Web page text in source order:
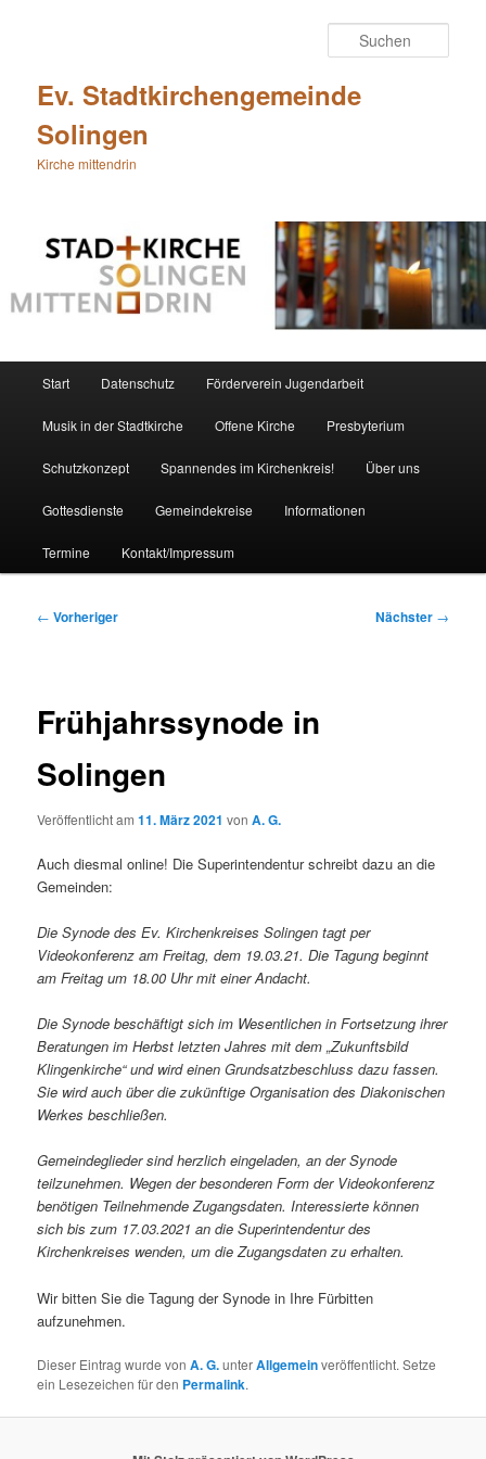
Ev. Stadtkirchengemeinde
Solingen
Kirche mittendrin
Start Datenschutz Förderverein Jugendarbeit
Musik in der Stadtkirche Offene Kirche Presbyterium
Schutzkonzept Spannendes im Kirchenkreis! Über uns
Gottesdienste Gemeindekreise Informationen
Termine Kontakt/Impressum
Beitragsnavigation
← Vorheriger Nächster →
Frühjahrssynode in
Solingen
Veröffentlicht am11. März 2021 vonA. G.
Auch diesmal online! Die Superintendentur schreibt dazu an die
Gemeinden:
Die Synode des Ev. Kirchenkreises Solingen tagt per
Videokonferenz am Freitag, dem 19.03.21. Die Tagung beginnt
am Freitag um 18.00 Uhr mit einer Andacht.
Die Synode beschäftigt sich im Wesentlichen in Fortsetzung ihrer
Beratungen im Herbst letzten Jahres mit dem „Zukunftsbild
Klingenkirche“ und wird einen Grundsatzbeschluss dazu fassen.
Sie wird auch über die zukünftige Organisation des Diakonischen
Werkes beschließen.
Gemeindeglieder sind herzlich eingeladen, an der Synode
teilzunehmen. Wegen der besonderen Form der Videokonferenz
benötigen Teilnehmende Zugangsdaten. Interessierte können
sich bis zum 17.03.2021 an die Superintendentur des
Kirchenkreises wenden, um die Zugangsdaten zu erhalten.
Wir bitten Sie die Tagung der Synode in Ihre Fürbitten
aufzunehmen.
Dieser Eintrag wurde vonA. G.unterAllgemeinveröffentlicht. Setze
ein Lesezeichen für den Permalink.